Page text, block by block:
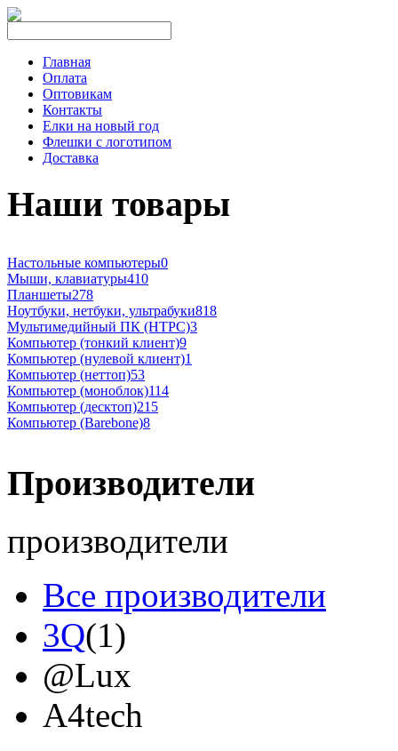
Главная
Оплата
Оптовикам
Контакты
Елки на новый год
Флешки с логотипом
Доставка
Наши товары
Настольные компьютеры0
Мыши, клавиатуры410
Планшеты278
Ноутбуки, нетбуки, ультрабуки818
Мультимедийный ПК (HTPC)3
Компьютер (тонкий клиент)9
Компьютер (нулевой клиент)1
Компьютер (неттоп)53
Компьютер (моноблок)114
Компьютер (десктоп)215
Компьютер (Barebone)8
Производители
производители
Все производители
3Q(1)
@Lux
A4tech